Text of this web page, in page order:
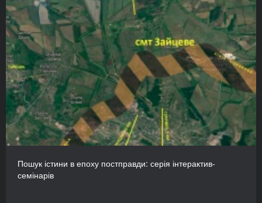
Пошук істини в епоху постправди: серія інтерактив-
семінарів